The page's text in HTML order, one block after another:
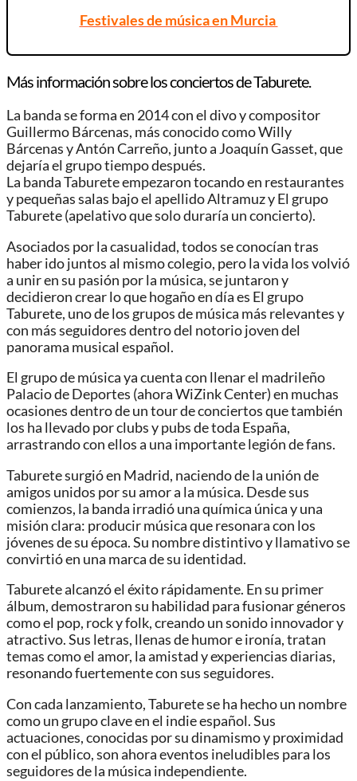
Festivales de música en Murcia
Más información sobre los conciertos de Taburete.
La banda se forma en 2014 con el divo y compositor
Guillermo Bárcenas, más conocido como Willy
Bárcenas y Antón Carreño, junto a Joaquín Gasset, que
dejaría el grupo tiempo después.
La banda Taburete empezaron tocando en restaurantes
y pequeñas salas bajo el apellido Altramuz y El grupo
Taburete (apelativo que solo duraría un concierto)​.
Asociados por la casualidad, todos se conocían tras
haber ido juntos al mismo colegio, pero la vida los volvió
a unir en su pasión por la música, se juntaron y
decidieron crear lo que hogaño en día es El grupo
Taburete, uno de los grupos de música más relevantes y
con más seguidores dentro del notorio joven del
panorama musical español.
El grupo de música ya cuenta con llenar el madrileño
Palacio de Deportes (ahora WiZink Center) en muchas
ocasiones dentro de un tour de conciertos que también
los ha llevado por clubs y pubs de toda España,
arrastrando con ellos a una importante legión de fans.
Taburete surgió en Madrid, naciendo de la unión de
amigos unidos por su amor a la música. Desde sus
comienzos, la banda irradió una química única y una
misión clara: producir música que resonara con los
jóvenes de su época. Su nombre distintivo y llamativo se
convirtió en una marca de su identidad.
Taburete alcanzó el éxito rápidamente. En su primer
álbum, demostraron su habilidad para fusionar géneros
como el pop, rock y folk, creando un sonido innovador y
atractivo. Sus letras, llenas de humor e ironía, tratan
temas como el amor, la amistad y experiencias diarias,
resonando fuertemente con sus seguidores.
Con cada lanzamiento, Taburete se ha hecho un nombre
como un grupo clave en el indie español. Sus
actuaciones, conocidas por su dinamismo y proximidad
con el público, son ahora eventos ineludibles para los
seguidores de la música independiente.